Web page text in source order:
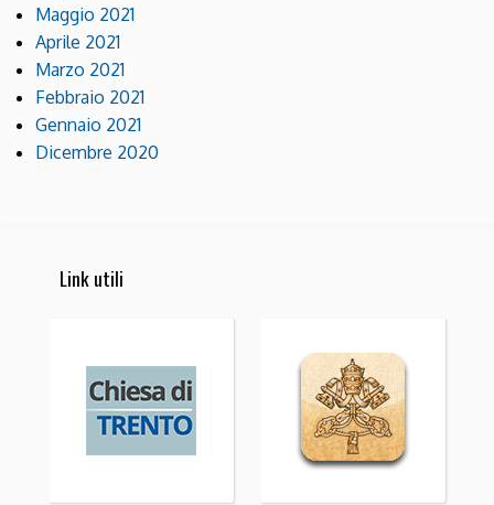
Maggio 2021
Aprile 2021
Marzo 2021
Febbraio 2021
Gennaio 2021
Dicembre 2020
Link utili